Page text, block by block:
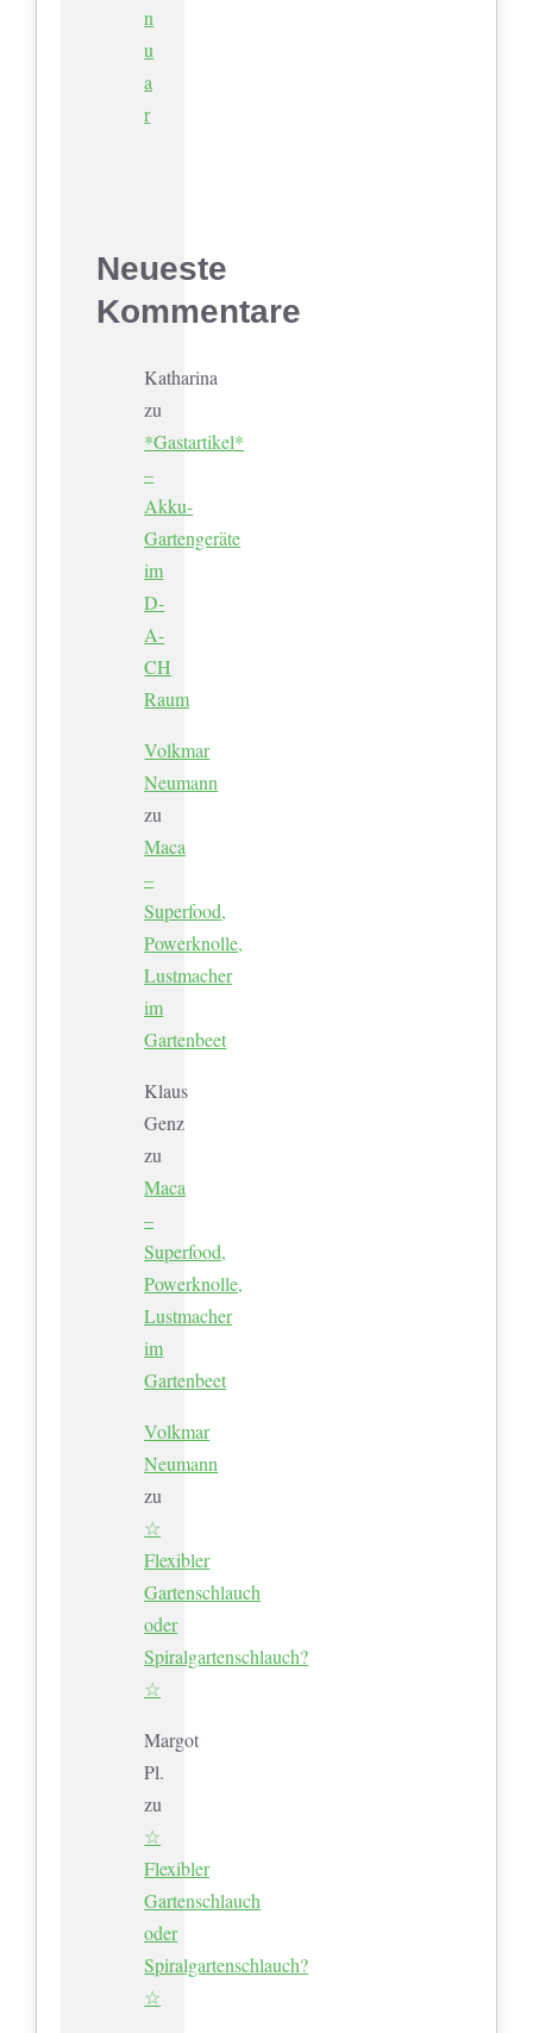
n
u
a
r
Neueste
Kommentare
Katharina
zu
*Gastartikel*
–
Akku-
Gartengeräte
im
D-
A-
CH
Raum
Volkmar
Neumann
zu
Maca
–
Superfood,
Powerknolle,
Lustmacher
im
Gartenbeet
Klaus
Genz
zu
Maca
–
Superfood,
Powerknolle,
Lustmacher
im
Gartenbeet
Volkmar
Neumann
zu
☆
Flexibler
Gartenschlauch
oder
Spiralgartenschlauch?
☆
Margot
Pl.
zu
☆
Flexibler
Gartenschlauch
oder
Spiralgartenschlauch?
☆